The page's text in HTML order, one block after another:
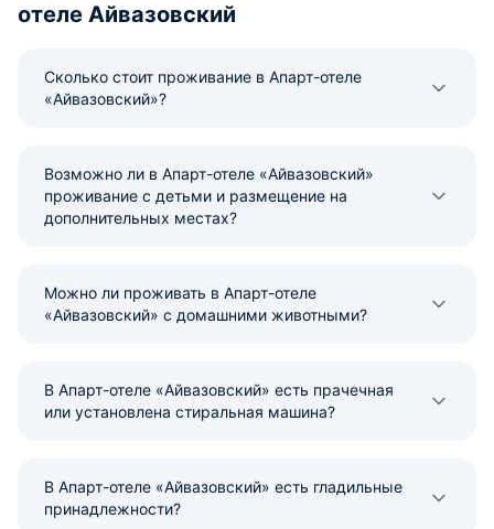
отеле Айвазовский
Сколько стоит проживание в Апарт-отеле
«Айвазовский»?
Возможно ли в Апарт-отеле «Айвазовский»
проживание с детьми и размещение на
дополнительных местах?
Можно ли проживать в Апарт-отеле
«Айвазовский» с домашними животными?
В Апарт-отеле «Айвазовский» есть прачечная
или установлена стиральная машина?
В Апарт-отеле «Айвазовский» есть гладильные
принадлежности?